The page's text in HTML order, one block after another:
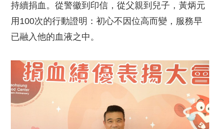
持續捐血。從警徽到印信，從父親到兒子，黃炳元
用100次的行動證明：初心不因位高而變，服務早
已融入他的血液之中。